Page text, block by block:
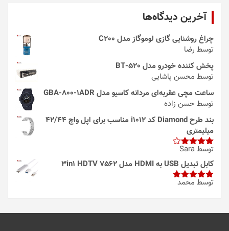
آخرین دیدگاه‌ها
چراغ روشنایی گازی لوموگاز مدل C200
توسط رضا
پخش کننده خودرو مدل 520-BT
توسط محسن پاشایی
ساعت مچی عقربه‌ای مردانه کاسیو مدل GBA-800-1ADR
توسط حسن زاده
بند طرح Diamond کد i1012 مناسب برای اپل واچ 42/44
میلیمتری
امتیاز4
از 5
توسط Sara
کابل تبدیل USB به HDMI مدل 3in1 HDTV 7562
امتیاز5از
توسط محمد